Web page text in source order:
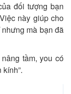
đối tượng bạn
này giúp cho
mà bạn đã
tầm, you có